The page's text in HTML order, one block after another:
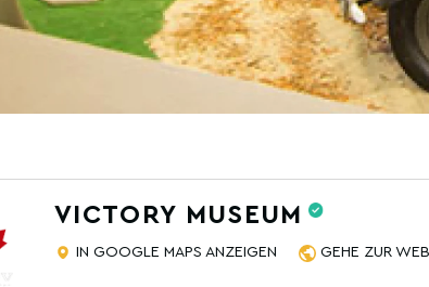
VICTORY MUSEUM
IN GOOGLE MAPS ANZEIGEN GEHE ZUR